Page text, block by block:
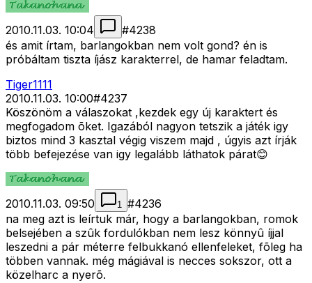
2010.11.03. 10:04 #4238
és amit írtam, barlangokban nem volt gond? én is
próbáltam tiszta íjász karakterrel, de hamar feladtam.
Tiger1111
2010.11.03. 10:00#4237
Köszönöm a válaszokat ,kezdek egy új karaktert és
megfogadom õket. Igazából nagyon tetszik a játék igy
biztos mind 3 kasztal végig viszem majd , úgyis azt írják
több befejezése van igy legalább láthatok párat😊
2010.11.03. 09:50 1 #4236
na meg azt is leírtuk már, hogy a barlangokban, romok
belsejében a szûk fordulókban nem lesz könnyû íjjal
leszedni a pár méterre felbukkanó ellenfeleket, fõleg ha
többen vannak. még mágiával is necces sokszor, ott a
közelharc a nyerõ.